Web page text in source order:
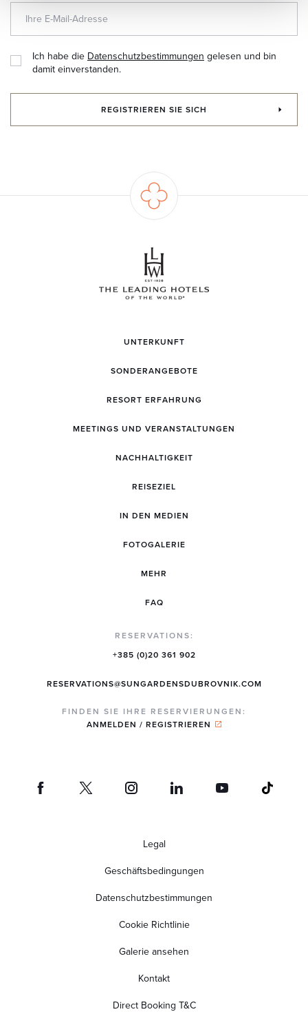
Ich habe die Datenschutzbestimmungen gelesen und bin
damit einverstanden.
REGISTRIEREN SIE SICH
UNTERKUNFT
SONDERANGEBOTE
RESORT ERFAHRUNG
MEETINGS UND VERANSTALTUNGEN
NACHHALTIGKEIT
REISEZIEL
IN DEN MEDIEN
FOTOGALERIE
MEHR
FAQ
RESERVATIONS:
+385 (0)20 361 902
RESERVATIONS@SUNGARDENSDUBROVNIK.COM
FINDEN SIE IHRE RESERVIERUNGEN:
ANMELDEN / REGISTRIEREN
Legal
Geschäftsbedingungen
Datenschutzbestimmungen
Cookie Richtlinie
Galerie ansehen
Kontakt
Direct Booking T&C